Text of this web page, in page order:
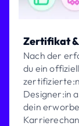
Zertifikat
Nach der
du ein
Designer:in
dein